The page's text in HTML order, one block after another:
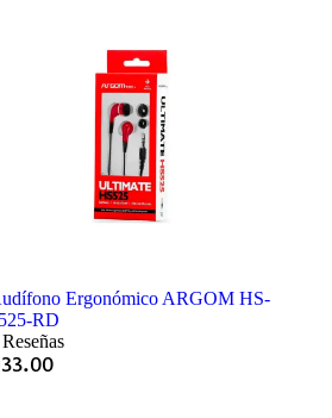
Ergonómico ARGOM HS-
RD
33.00